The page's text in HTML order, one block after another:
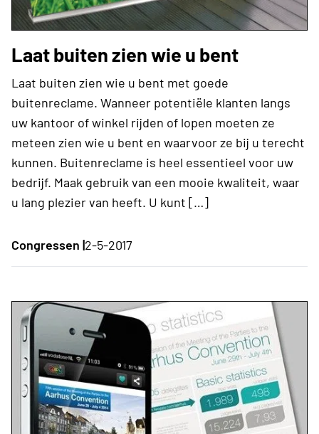
Laat buiten zien wie u bent
Laat buiten zien wie u bent met goede
buitenreclame. Wanneer potentiële klanten langs
uw kantoor of winkel rijden of lopen moeten ze
meteen zien wie u bent en waarvoor ze bij u terecht
kunnen. Buitenreclame is heel essentieel voor uw
bedrijf. Maak gebruik van een mooie kwaliteit, waar
u lang plezier van heeft. U kunt […]
Congressen |2-5-2017